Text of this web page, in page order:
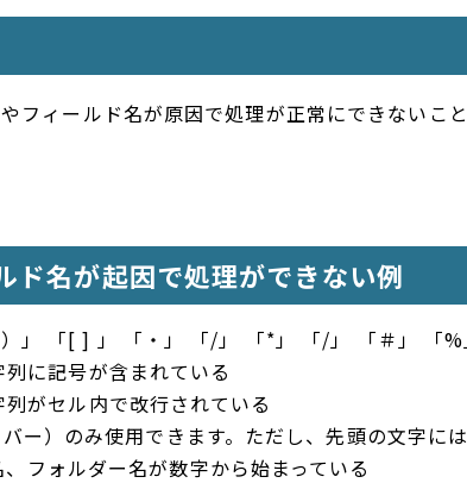
フィールド名が原因で処理が正常にできないこ
ド名が起因で処理ができない例
）」 「[ ] 」 「・」 「/」 「*」 「/」 「＃」 「
に記号が含まれている
がセル内で改行されている
ー）のみ使用できます。ただし、先頭の文字には
フォルダー名が数字から始まっている